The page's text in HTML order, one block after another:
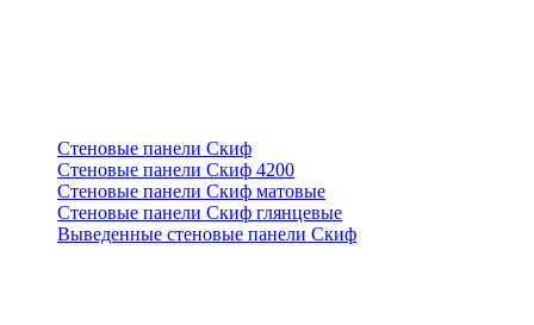
Стеновые панели Скиф
Стеновые панели Скиф 4200
Стеновые панели Скиф матовые
Стеновые панели Скиф глянцевые
Выведенные стеновые панели Скиф